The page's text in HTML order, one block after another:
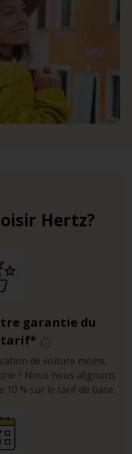
Hertz?
garantie du
tarif*
de voiture moins
? Nous nous alignons
% sur le tarif de base.